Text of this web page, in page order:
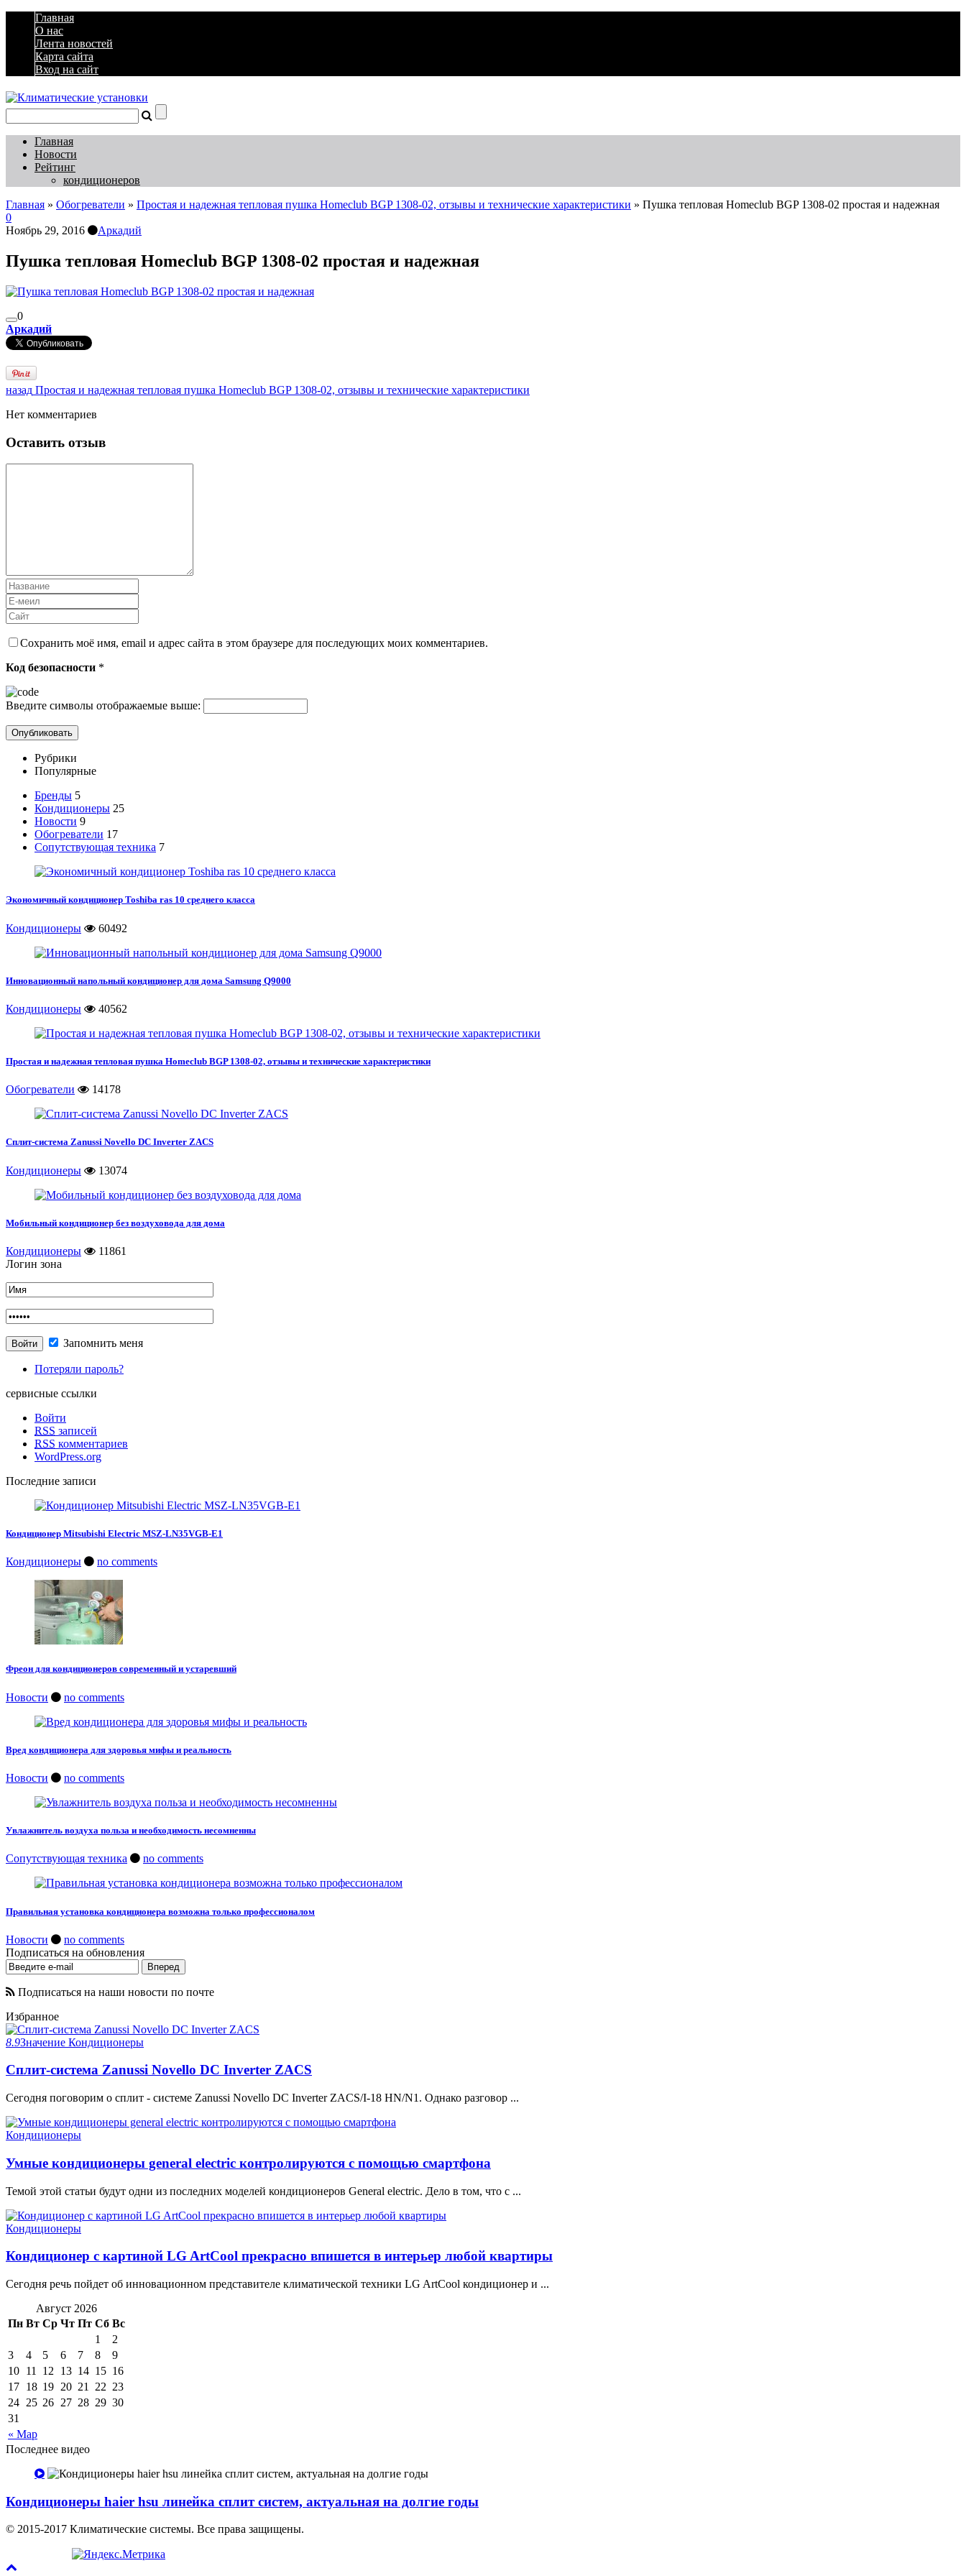
Главная
О нас
Лента новостей
Карта сайта
Вход на сайт
Главная
Новости
Рейтинг
кондиционеров
Главная » Обогреватели » Простая и надежная тепловая пушка Homeclub BGP 1308-02, отзывы и технические характеристики » Пушка тепловая Homeclub BGP 1308-02 простая и надежная
0
Ноябрь 29, 2016
Аркадий
Пушка тепловая Homeclub BGP 1308-02 простая и надежная
0
Аркадий
назад Простая и надежная тепловая пушка Homeclub BGP 1308-02, отзывы и технические характеристики
Нет комментариев
Оставить отзыв
Сохранить моё имя, email и адрес сайта в этом браузере для последующих моих комментариев.
Код безопасности *
Введите символы отображаемые выше:
Рубрики
Популярные
Бренды 5
Кондиционеры 25
Новости 9
Обогреватели 17
Сопутствующая техника 7
Экономичный кондиционер Toshiba ras 10 среднего класса
Кондиционеры 60492
Инновационный напольный кондиционер для дома Samsung Q9000
Кондиционеры 40562
Простая и надежная тепловая пушка Homeclub BGP 1308-02, отзывы и технические характеристики
Обогреватели 14178
Сплит-система Zanussi Novello DC Inverter ZACS
Кондиционеры 13074
Мобильный кондиционер без воздуховода для дома
Кондиционеры
11861
Логин зона
Запомнить меня
Потеряли пароль?
сервисные ссылки
Войти
RSS записей
RSS комментариев
WordPress.org
Последние записи
Кондиционер Mitsubishi Electric MSZ-LN35VGB-E1
Кондиционеры no comments
Фреон для кондиционеров современный и устаревший
Новости no comments
Вред кондиционера для здоровья мифы и реальность
Новости no comments
Увлажнитель воздуха польза и необходимость несомненны
Сопутствующая техника no comments
Правильная установка кондиционера возможна только профессионалом
Новости
no comments
Подписаться на обновления
Подписаться на наши новости по почте
Избранное
8.9Значение Кондиционеры
Сплит-система Zanussi Novello DC Inverter ZACS
Сегодня поговорим о сплит - системе Zanussi Novello DC Inverter ZACS/I-18 HN/N1. Однако разговор ...
Кондиционеры
Умные кондиционеры general electric контролируются с помощью смартфона
Темой этой статьи будут одни из последних моделей кондиционеров General electric. Дело в том, что с ...
Кондиционеры
Кондиционер с картиной LG ArtCool прекрасно впишется в интерьер любой квартиры
Сегодня речь пойдет об инновационном представителе климатической техники LG ArtCool кондиционер и ...
Август 2026
Пн Вт Ср Чт Пт Сб Вс
« Мар
1
2
3
4 5 6 7 8
9
10 11 12 13 14 15 16
17 18 19 20 21 22 23
24 25 26 27 28 29 30
31
Последнее видео
Кондиционеры haier hsu линейка сплит систем, актуальная на долгие годы
© 2015-2017 Климатические системы. Все права защищены.